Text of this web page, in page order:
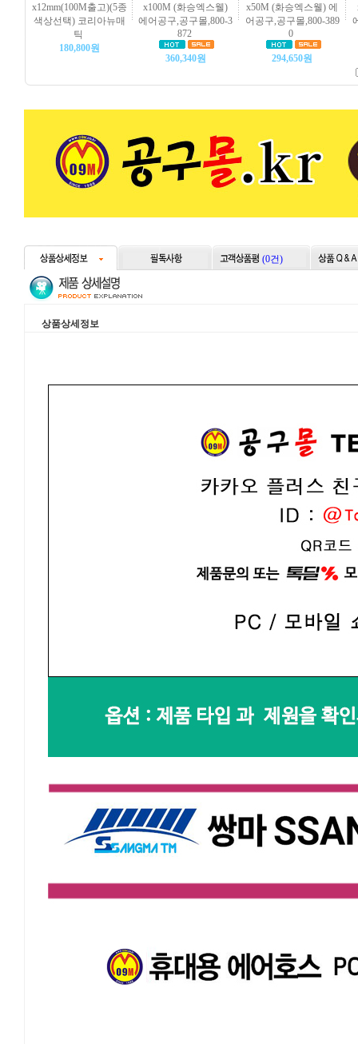
x12mm(100M출고)(5종
색상선택) 코리아뉴매
틱
180,800원
x100M (화승엑스웰)
에어공구,공구몰,800-3
872
360,340원
x50M (화승엑스웰) 에
어공구,공구몰,800-389
0
294,650원
(0건)
상품상세정보